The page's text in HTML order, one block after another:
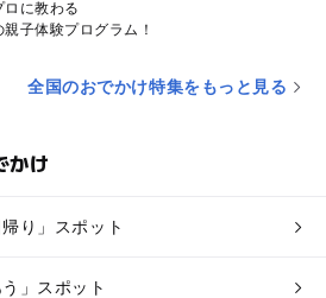
ロに教わる
親子体験プログラム！
全国のおでかけ特集をもっと見る
かけ
り」スポット
」スポット